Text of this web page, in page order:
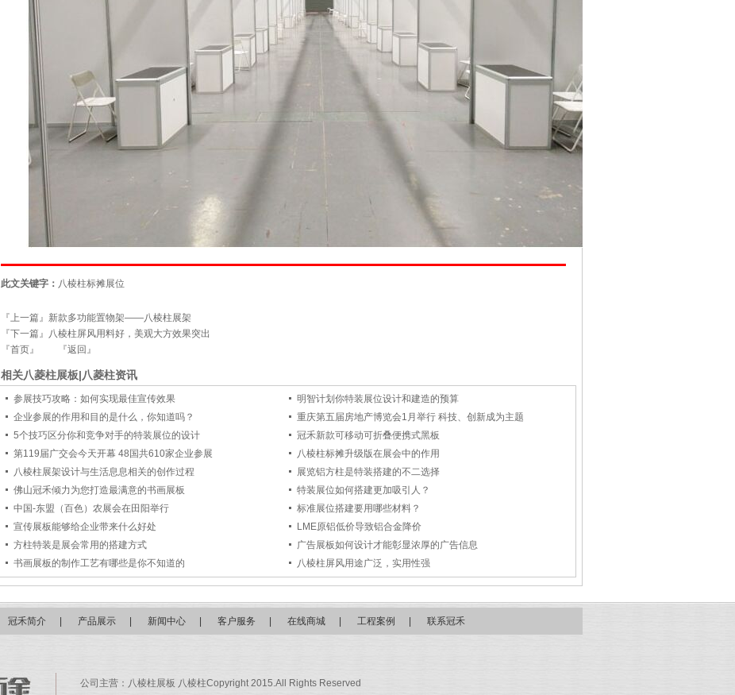
此文关键字： 八棱柱标摊展位
『上一篇』 新款多功能置物架——八棱柱展架
『下一篇』 八棱柱屏风用料好，美观大方效果突出
『首页』
『返回』
相关八菱柱展板|八菱柱资讯
参展技巧攻略：如何实现最佳宣传效果
明智计划你特装展位设计和建造的预算
企业参展的作用和目的是什么，你知道吗？
重庆第五届房地产博览会1月举行 科技、创新成为主题
5个技巧区分你和竞争对手的特装展位的设计
冠禾新款可移动可折叠便携式黑板
第119届广交会今天开幕 48国共610家企业参展
八棱柱标摊升级版在展会中的作用
八棱柱展架设计与生活息息相关的创作过程
展览铝方柱是特装搭建的不二选择
佛山冠禾倾力为您打造最满意的书画展板
特装展位如何搭建更加吸引人？
中国-东盟（百色）农展会在田阳举行
标准展位搭建要用哪些材料？
宣传展板能够给企业带来什么好处
LME原铝低价导致铝合金降价
方柱特装是展会常用的搭建方式
广告展板如何设计才能彰显浓厚的广告信息
书画展板的制作工艺有哪些是你不知道的
八棱柱屏风用途广泛，实用性强
冠禾简介 产品展示 新闻中心 客户服务 在线商城 工程案例 联系冠禾
公司主营： 八棱柱展板 八棱柱Copyright 2015.All Rights Reserved